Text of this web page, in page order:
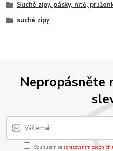
Suché zipy, pásky, nitě,
suché zipy
Nepropásněte
Souhlasím se zpracováním osobních